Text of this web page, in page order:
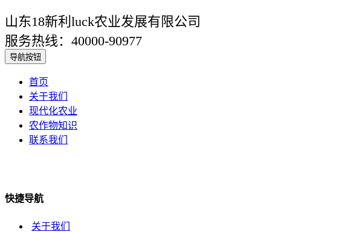
山东18新利luck农业发展有限公司
服务热线：40000-90977
导航按钮
首页
关于我们
现代化农业
农作物知识
联系我们
快捷导航
关于我们